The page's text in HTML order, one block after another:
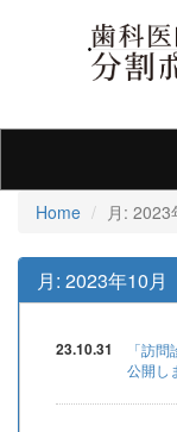
Home 月: 2023
月: 2023年10月
23.10.31
「訪
公開し